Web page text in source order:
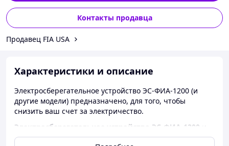
Контакты продавца
Продавец FIA USA
Характеристики и описание
Электросберегательное устройство ЭС-ФИА-1200 (и
другие модели) предназначено, для того, чтобы
снизить ваш счет за электричество.
Электросберегательное устройство ЭС-ФИА-1200
другие модели